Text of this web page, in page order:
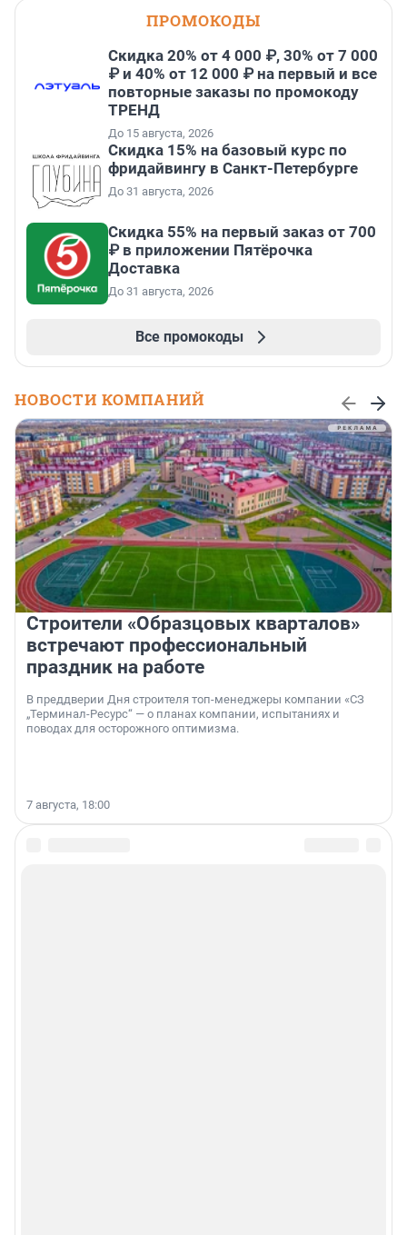
ПРОМОКОДЫ
Скидка 20% от 4 000 ₽, 30% от 7 000
₽ и 40% от 12 000 ₽ на первый и все
повторные заказы по промокоду
ТРЕНД
До 15 августа, 2026
Скидка 15% на базовый курс по
фридайвингу в Санкт-Петербурге
До 31 августа, 2026
Скидка 55% на первый заказ от 700
₽ в приложении Пятёрочка
Доставка
До 31 августа, 2026
Все промокоды
НОВОСТИ КОМПАНИЙ
Строители «Образцовых кварталов»
встречают профессиональный
праздник на работе
В преддверии Дня строителя топ-менеджеры компании «СЗ
„Терминал-Ресурс“ — о планах компании, испытаниях и
поводах для осторожного оптимизма.
7 августа, 18:00